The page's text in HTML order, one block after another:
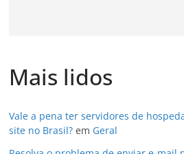
Mais lidos
Vale a pena ter servidores de
site no Brasil? em Geral